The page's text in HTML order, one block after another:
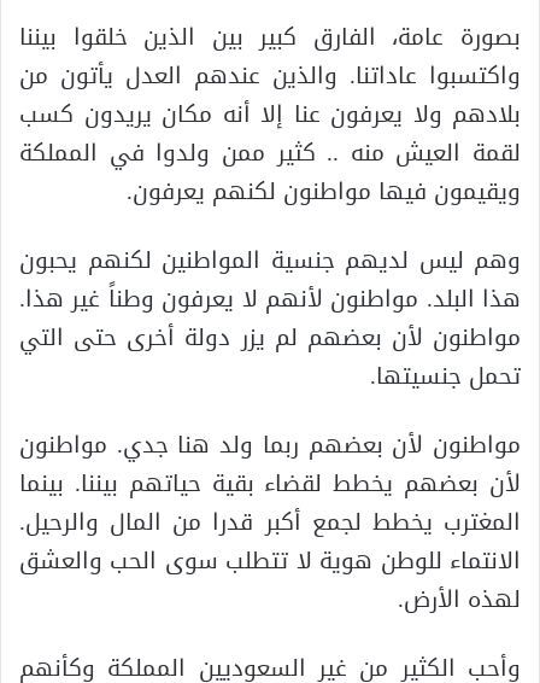
بصورة عامة، الفارق كبير بين الذين خلقوا بيننا
واكتسبوا عاداتنا. والذين عندهم العدل يأتون من
بلادهم ولا يعرفون عنا إلا أنه مكان يريدون كسب
لقمة العيش منه .. كثير ممن ولدوا في المملكة
ويقيمون فيها مواطنون لكنهم يعرفون.
وهم ليس لديهم جنسية المواطنين لكنهم يحبون
هذا البلد. مواطنون لأنهم لا يعرفون وطناً غير هذا.
مواطنون لأن بعضهم لم يزر دولة أخرى حتى التي
تحمل جنسيتها.
مواطنون لأن بعضهم ربما ولد هنا جدي. مواطنون
لأن بعضهم يخطط لقضاء بقية حياتهم بيننا. بينما
المغترب يخطط لجمع أكبر قدرا من المال والرحيل.
الانتماء للوطن هوية لا تتطلب سوى الحب والعشق
لهذه الأرض.
وأحب الكثير من غير السعوديين المملكة وكأنهم